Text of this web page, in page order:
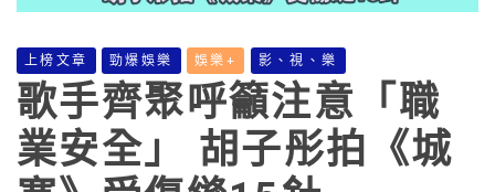
上榜文章 勁爆娛樂 娛樂+ 影、視、樂
歌手齊聚呼籲注意「職
業安全」 胡子彤拍《城